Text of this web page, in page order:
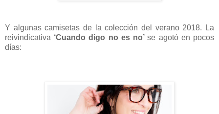
Y algunas camisetas de la colección del verano 2018. La
reivindicativa ‘Cuando digo no es no’se agotó en pocos
días: